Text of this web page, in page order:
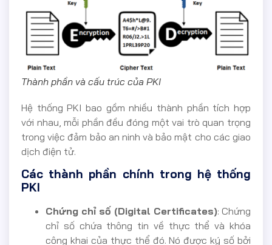
Thành phần và cấu trúc của PKI
Hệ thống PKI bao gồm nhiều thành phần tích hợp
với nhau, mỗi phần đều đóng một vai trò quan trọng
trong việc đảm bảo an ninh và bảo mật cho các giao
dịch điện tử.
Các thành phần chính trong hệ thống
PKI
Chứng chỉ số (Digital Certificates): Chứng
chỉ số chứa thông tin về thực thể và khóa
công khai của thực thể đó. Nó được ký số bởi